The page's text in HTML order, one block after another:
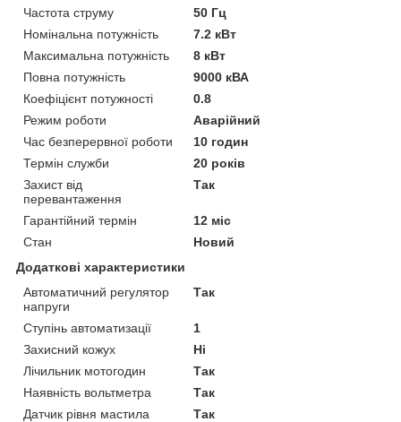
Частота струму
50 Гц
Номінальна потужність
7.2 кВт
Максимальна потужність
8 кВт
Повна потужність
9000 кВА
Коефіцієнт потужності
0.8
Режим роботи
Аварійний
Час безперервної роботи
10 годин
Термін служби
20 років
Захист від
перевантаження
Так
Гарантійний термін
12 міс
Стан
Новий
Додаткові характеристики
Автоматичний регулятор
напруги
Так
Ступінь автоматизації
1
Захисний кожух
Ні
Лічильник мотогодин
Так
Наявність вольтметра
Так
Датчик рівня мастила
Так